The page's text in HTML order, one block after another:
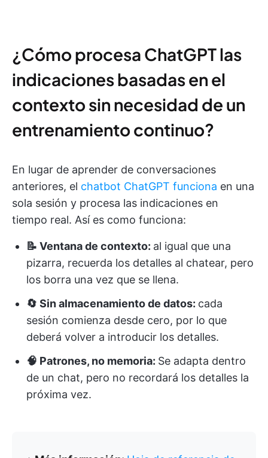
¿Cómo procesa ChatGPT las
indicaciones basadas en el
contexto sin necesidad de un
entrenamiento continuo?
En lugar de aprender de conversaciones
anteriores, el chatbot ChatGPT funciona en una
sola sesión y procesa las indicaciones en
tiempo real. Así es como funciona:
📝 Ventana de contexto: al igual que una
pizarra, recuerda los detalles al chatear, pero
los borra una vez que se llena.
🔄 Sin almacenamiento de datos: cada
sesión comienza desde cero, por lo que
deberá volver a introducir los detalles.
🧠 Patrones, no memoria: Se adapta dentro
de un chat, pero no recordará los detalles la
próxima vez.